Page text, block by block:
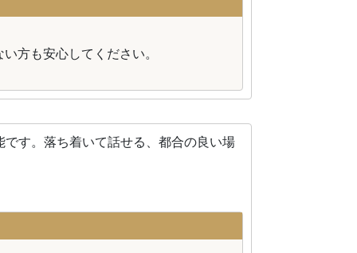
方も安心してください。
す。落ち着いて話せる、都合の良い場